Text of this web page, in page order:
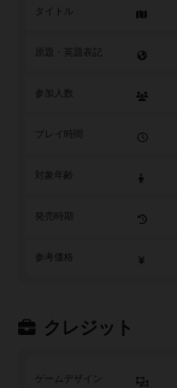
タイトル
参加人数
参考価格
クレジット
ゲームデザイン